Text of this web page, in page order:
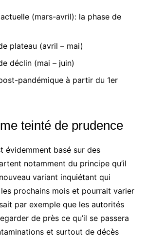
(mars-avril): la phase de
plateau (avril – mai)
déclin (mai – juin)
pandémique à partir du 1er
teinté de prudence
évidemment basé sur des
notamment du principe qu’il
variant inquiétant qui
prochains mois et pourrait varier
par exemple que les autorités
de près ce qu’il se passera
et surtout de décès